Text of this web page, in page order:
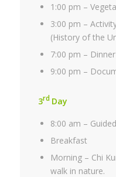
1:00 pm –
3:00 pm –
(History of the
7:00 pm –
9:00 pm –
3rd Day
8:00 am –
Breakfast
Morning – Chi
walk in nature.